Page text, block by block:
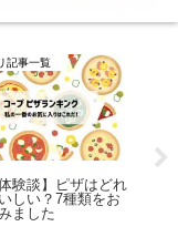
コープデリ記事一覧
【コープ体験談】とう
バーグ4種類を片っ端
試ししてみました！